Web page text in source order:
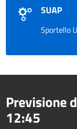
SUAP
Sportello
Previsione
12:45